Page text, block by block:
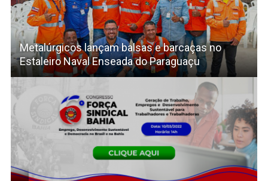
Metalúrgicos lançam balsas e barcaças no
Estaleiro Naval Enseada do Paraguaçu